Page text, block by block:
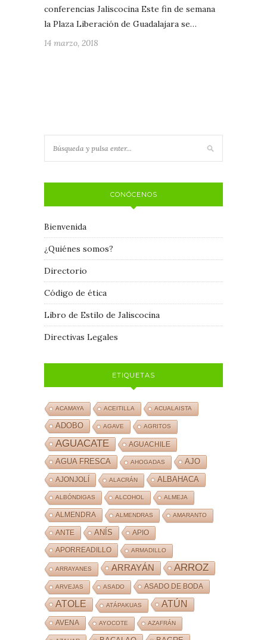
conferencias Jaliscocina Este fin de semana
la Plaza Liberación de Guadalajara se…
14 marzo, 2018
CONÓCENOS
Bienvenida
¿Quiénes somos?
Directorio
Código de ética
Libro de Estilo de Jaliscocina
Directivas Legales
ETIQUETAS
ACAMAYA ACEITILLA ACUALAISTA
ADOBO AGAVE AGRITOS
AGUACATE AGUACHILE
AGUA FRESCA AHOGADAS AJO
AJONJOLÍ ALACRÁN ALBAHACA
ALBÓNDIGAS ALCOHOL ALMEJA
ALMENDRA ALMENDRAS AMARANTO
ANTE ANÍS APIO
APORREADILLO ARMADILLO
ARRAYANES ARRAYÁN ARROZ
ARVEJAS ASADO ASADO DE BODA
ATOLE ATÁPAKUAS ATÚN
AVENA AYOCOTE AZAFRÁN